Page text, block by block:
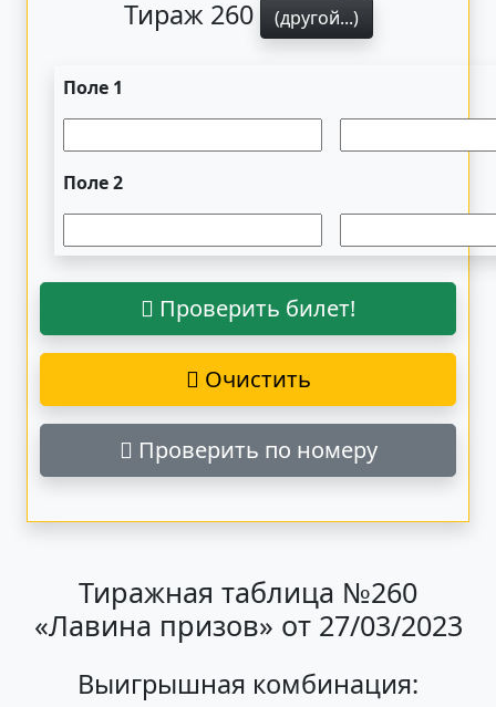
Тираж 260
(другой...)
Поле 1
Поле 2
Проверить билет!
Очистить
Проверить по номеру
Тиражная таблица №260
«Лавина призов» от 27/03/2023
Выигрышная комбинация: